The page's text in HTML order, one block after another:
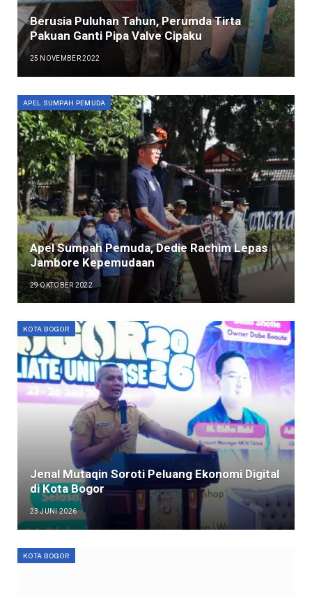
Berusia Puluhan Tahun, Perumda Tirta
Pakuan Ganti Pipa Valve Cipaku
25 NOVEMBER 2022
APEL SUMPAH PEMUDA
Apel Sumpah Pemuda, Dedie Rachim Lepas
Jambore Kepemudaan
29 OKTOBER 2022
KOTA BOGOR
Jenal Mutaqin Soroti Peluang Ekonomi Digital
di Kota Bogor
23 JUNI 2026
KOTA BOGOR